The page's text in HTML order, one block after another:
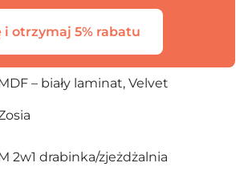
i otrzymaj 5% rabatu
– biały laminat, Velvet
2w1 drabinka/zjeżdżalnia